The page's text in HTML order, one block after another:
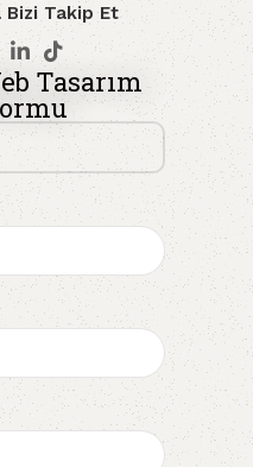
Bizi Takip Et
Tasarım